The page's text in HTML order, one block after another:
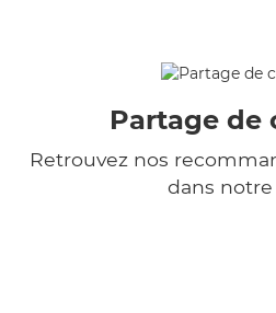
Partage de
Retrouvez nos
dans